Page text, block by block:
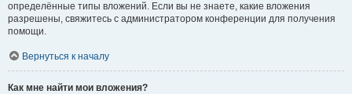
определённые типы вложений. Если вы не знаете, какие вложения
разрешены, свяжитесь с администратором конференции для получения
помощи.
Вернуться к началу
Как мне найти мои вложения?